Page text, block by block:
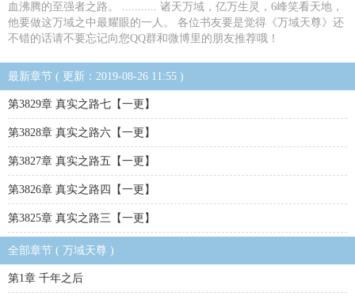
血沸腾的至强者之路。 ........... 诸天万域，亿万生灵，6峰笑看天地，
他要做这万域之中最耀眼的一人。 各位书友要是觉得《万域天尊》还
不错的话请不要忘记向您QQ群和微博里的朋友推荐哦！
最新章节 ( 更新：2019-08-26 11:55 )
第3829章 真实之路七【一更】
第3828章 真实之路六【一更】
第3827章 真实之路五【一更】
第3826章 真实之路四【一更】
第3825章 真实之路三【一更】
全部章节 ( 万域天尊 )
第1章 千年之后